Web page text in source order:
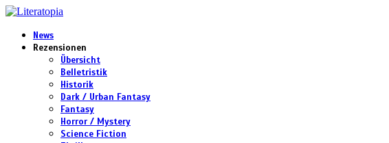
News
Rezensionen
Übersicht
Belletristik
Historik
Dark / Urban Fantasy
Fantasy
Horror / Mystery
Science Fiction